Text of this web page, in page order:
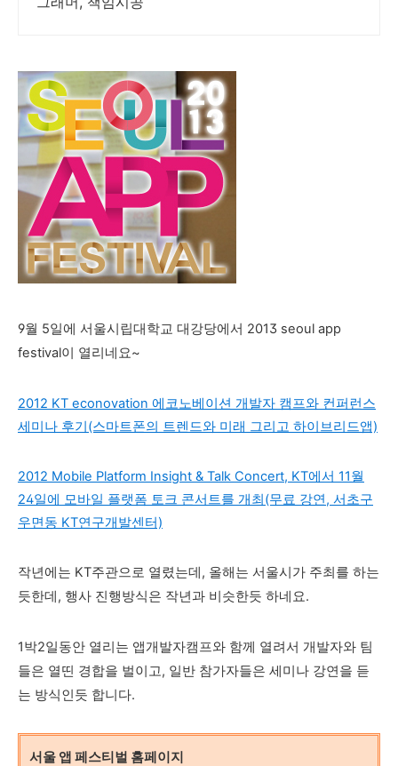
9월 5일에 서울시립대학교 대강당에서 2013 seoul app
festival이 열리네요~
2012 KT econovation 에코노베이션 개발자 캠프와 컨퍼런스
세미나 후기(스마트폰의 트렌드와 미래 그리고 하이브리드앱)
2012 Mobile Platform Insight & Talk Concert, KT에서 11월
24일에 모바일 플랫폼 토크 콘서트를 개최(무료 강연, 서초구
우면동 KT연구개발센터)
작년에는 KT주관으로 열렸는데, 올해는 서울시가 주최를 하는
듯한데, 행사 진행방식은 작년과 비슷한듯 하네요.
1박2일동안 열리는 앱개발자캠프와 함께 열려서 개발자와 팀
들은 열띤 경합을 벌이고, 일반 참가자들은 세미나 강연을 듣
는 방식인듯 합니다.
서울 앱 페스티벌 홈페이지